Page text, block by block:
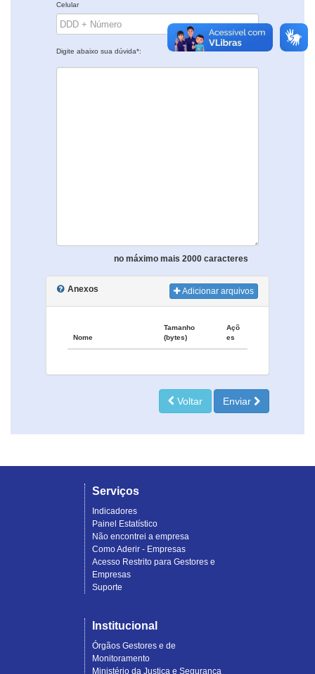
Celular
Digite abaixo sua dúvida*:
no máximo mais 2000 caracteres
Anexos Adicionar arquivos
Nome
Tamanho
(bytes)
Açõ
es
Voltar Enviar
Serviços
Indicadores
Painel Estatístico
Não encontrei a empresa
Como Aderir - Empresas
Acesso Restrito para Gestores e
Empresas
Suporte
Institucional
Órgãos Gestores e de
Monitoramento
Ministério da Justiça e Segurança